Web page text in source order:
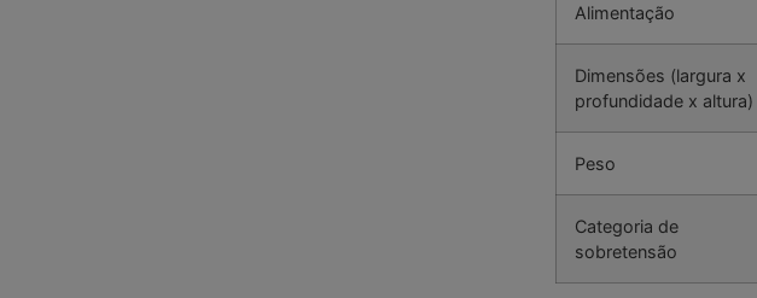
Alimentação
Dimensões (largura x
profundidade x altura)
Peso
Categoria de
sobretensão